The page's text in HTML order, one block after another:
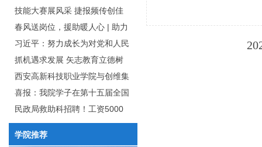
为全院师生党员上党课
技能大赛展风采 捷报频传创佳
绩：西安高新科技职业学院师生
在2023年陕西省职业技能大赛中
取佳绩
春风送岗位，援助暖人心 | 助力
毕业生求职就业
习近平：努力成长为对党和人民
忠诚可靠、堪当时代重任的栋梁
之才
抓机遇求发展 矢志教育立德树
人：西安高新科技职业学院召开
2020年年终总结暨表彰网络视频
会
西安高新科技职业学院与创维集
团举行校企合作签约仪式
喜报：我院学子在第十五届全国
大学生广告艺术大赛（大广
赛）、第十一届未来设计师.高校
数字艺术设计大赛（NCDA）国
民政局救助科招聘！工资5000
元/月
学院推荐